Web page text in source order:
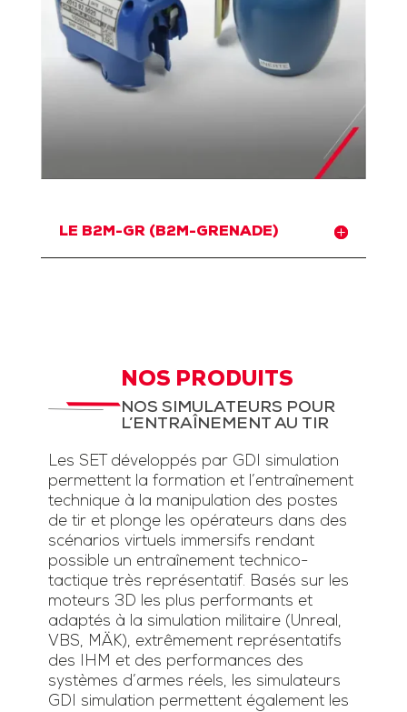
LE B2M-GR (B2M-GRENADE)
NOS PRODUITS
NOS SIMULATEURS POUR
L’ENTRAÎNEMENT AU TIR
Les SET développés par GDI simulation
permettent la formation et l’entraînement
technique à la manipulation des postes
de tir et plonge les opérateurs dans des
scénarios virtuels immersifs rendant
possible un entraînement technico-
tactique très représentatif. Basés sur les
moteurs 3D les plus performants et
adaptés à la simulation militaire (Unreal,
VBS, MÄK), extrêmement représentatifs
des IHM et des performances des
systèmes d’armes réels, les simulateurs
GDI simulation permettent également les